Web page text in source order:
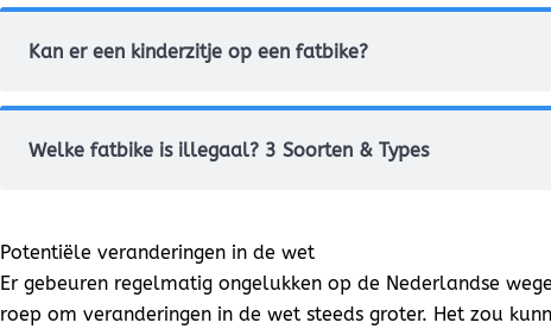
Kan er een kinderzitje op een fatbike?
Welke fatbike is illegaal? 3 Soorten & Types
Potentiële veranderingen in de wet
Er gebeuren regelmatig ongelukken op de Nederlandse
roep om veranderingen in de wet steeds groter. Het zou